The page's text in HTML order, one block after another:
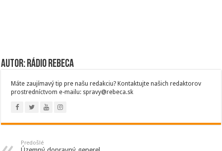
Autor: Rádio Rebeca
Máte zaujímavý tip pre našu redakciu? Kontaktujte našich redaktorov
prostredníctvom e-mailu: spravy@rebeca.sk
Predošlé